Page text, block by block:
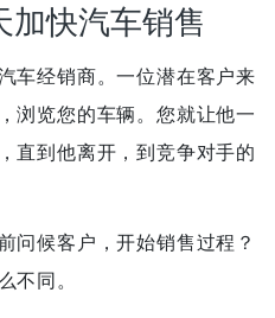
加快汽车销售
车经销商。一位潜在客户来
浏览您的车辆。您就让他一
直到他离开，到竞争对手的
问候客户，开始销售过程？
不同。